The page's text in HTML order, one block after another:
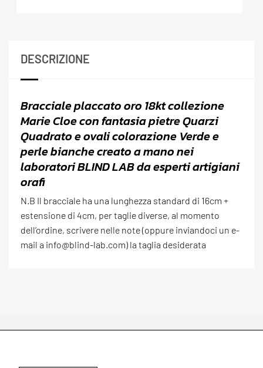
DESCRIZIONE
Bracciale placcato oro 18kt collezione
Marie Cloe con fantasia pietre Quarzi
Quadrato e ovali colorazione Verde e
perle bianche creato a mano nei
laboratori BLIND LAB da esperti artigiani
orafi
N.B Il bracciale ha una lunghezza standard di 16cm +
estensione di 4cm, per taglie diverse, al momento
dell’ordine, scrivere nelle note (oppure inviandoci un e-
mail a info@blind-lab.com) la taglia desiderata